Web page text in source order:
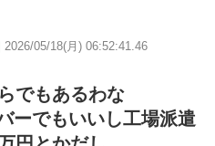
2026/05/18(月) 06:52:41.46
でもあるわな
ーでもいいし工場派遣